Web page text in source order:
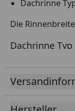
Dachrinne
Die
Dachrinne
Unsere
braun ist die
des